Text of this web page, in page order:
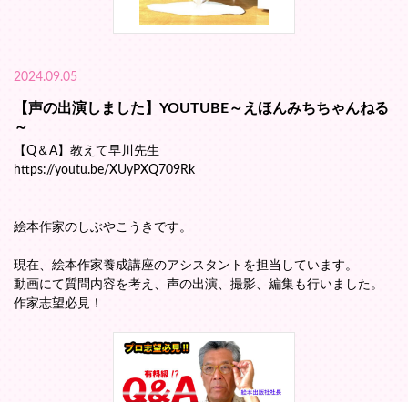
2024.09.05
【声の出演しました】YOUTUBE～えほんみちちゃんねる
～
【Q＆A】教えて早川先生
https://youtu.be/XUyPXQ709Rk
絵本作家のしぶやこうきです。
現在、絵本作家養成講座のアシスタントを担当しています。
動画にて質問内容を考え、声の出演、撮影、編集も行いました。
作家志望必見！